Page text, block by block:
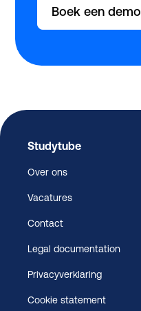
Boek een demo
Studytube
Over ons
Vacatures
Contact
Legal documentation
Privacyverklaring
Cookie statement